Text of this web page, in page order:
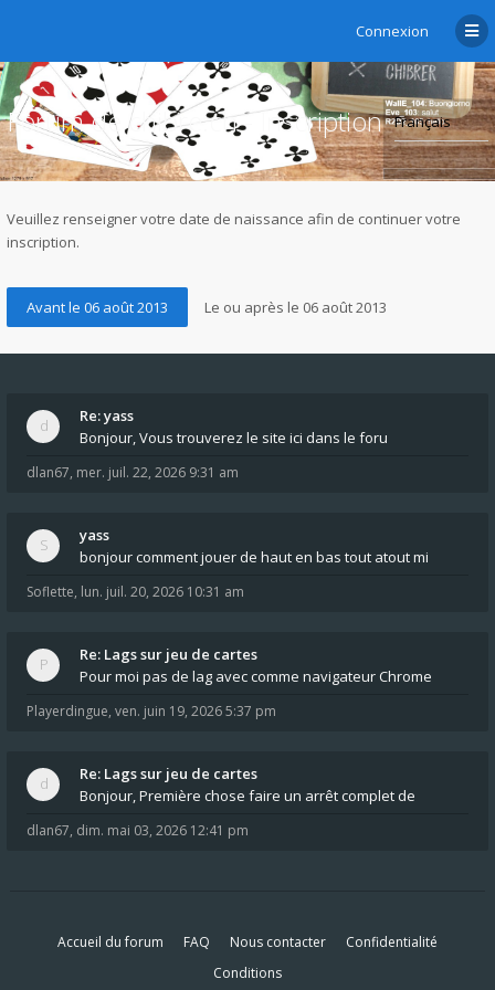
Connexion
Forum de chibre.ch - Inscription
Veuillez renseigner votre date de naissance afin de continuer votre
inscription.
Re: yass
Bonjour, Vous trouverez le site ici dans le foru
dlan67, mer. juil. 22, 2026 9:31 am
yass
bonjour comment jouer de haut en bas tout atout mi
Soflette, lun. juil. 20, 2026 10:31 am
Re: Lags sur jeu de cartes
Pour moi pas de lag avec comme navigateur Chrome
Playerdingue, ven. juin 19, 2026 5:37 pm
Re: Lags sur jeu de cartes
Bonjour, Première chose faire un arrêt complet de
dlan67, dim. mai 03, 2026 12:41 pm
Accueil du forum FAQ Nous contacter
Confidentialité
Conditions